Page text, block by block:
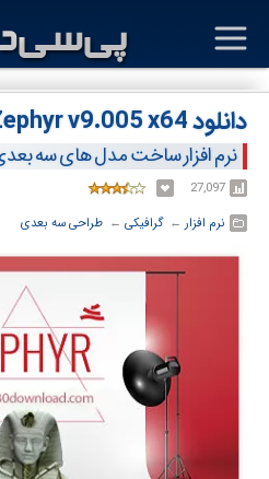
دانلود 3DF Zephyr v9.005 x64
نرم افزار ساخت مدل های سه بعدی
27,097
نرم افزار ← ‏گرافیکی ← ‏ طراحی سه بعدی